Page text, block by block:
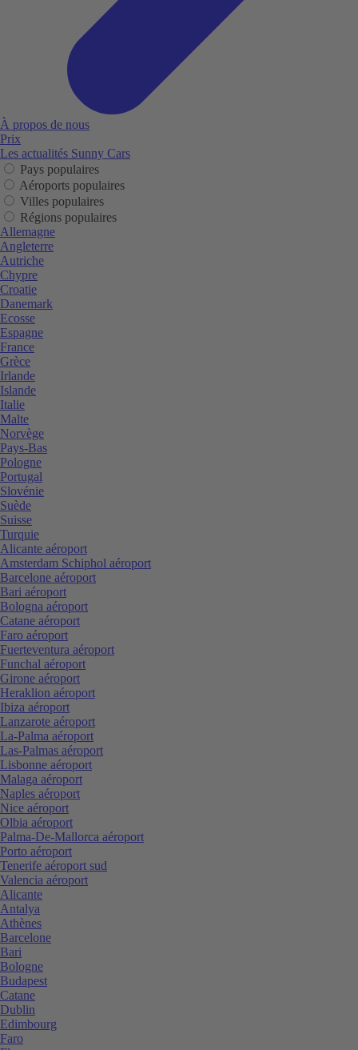
À propos de nous
Prix
Les actualités Sunny Cars
Pays populaires
Aéroports populaires
Villes populaires
Régions populaires
Allemagne
Angleterre
Autriche
Chypre
Croatie
Danemark
Ecosse
Espagne
France
Grèce
Irlande
Islande
Italie
Malte
Norvège
Pays-Bas
Pologne
Portugal
Slovénie
Suède
Suisse
Turquie
Alicante aéroport
Amsterdam Schiphol aéroport
Barcelone aéroport
Bari aéroport
Bologna aéroport
Catane aéroport
Faro aéroport
Fuerteventura aéroport
Funchal aéroport
Girone aéroport
Heraklion aéroport
Ibiza aéroport
Lanzarote aéroport
La-Palma aéroport
Las-Palmas aéroport
Lisbonne aéroport
Malaga aéroport
Naples aéroport
Nice aéroport
Olbia aéroport
Palma-De-Mallorca aéroport
Porto aéroport
Tenerife aéroport sud
Valencia aéroport
Alicante
Antalya
Athènes
Barcelone
Bari
Bologne
Budapest
Catane
Dublin
Edimbourg
Faro